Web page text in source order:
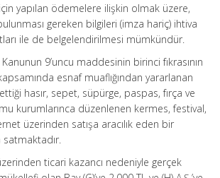
yapılan ödemelere ilişkin olmak üzere,
gereken bilgileri (imza hariç) ihtiva
ile de belgelendirilmesi mümkündür.
Kanunun 9’uncu maddesinin birinci fıkrasının
esnaf muaflığından yararlanan
hasır, sepet, süpürge, paspas, fırça ve
kurumlarınca düzenlenen kermes, festival,
üzerinden satışa aracılık eden bir
satmaktadır.
ticari kazancı nedeniyle gerçek